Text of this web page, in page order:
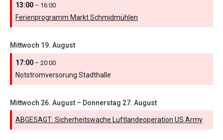
13:00 – 16:00
Ferienprogramm Markt Schmidmühlen
Mittwoch 19. August
17:00 – 20:00
Notstromversorung Stadthalle
Mittwoch 26. August – Donnerstag 27. August
ABGESAGT: Sicherheitswache Luftlandeoperation US Army